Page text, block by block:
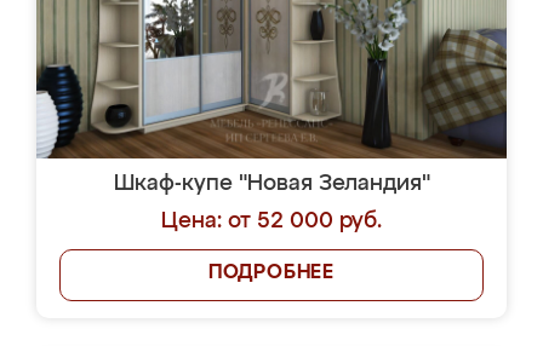
Шкаф-купе "Новая Зеландия"
Цена: от 52 000 руб.
ПОДРОБНЕЕ